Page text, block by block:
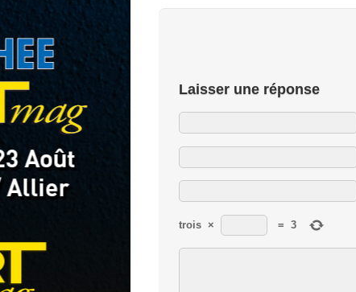
Laisser une réponse
trois × = 3